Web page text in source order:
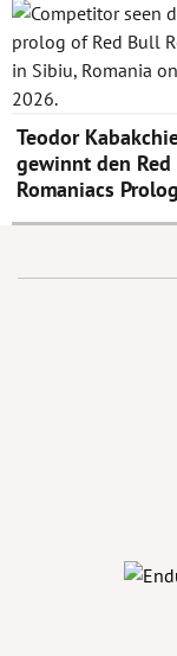
Teodor
gewinnt den
Romaniacs